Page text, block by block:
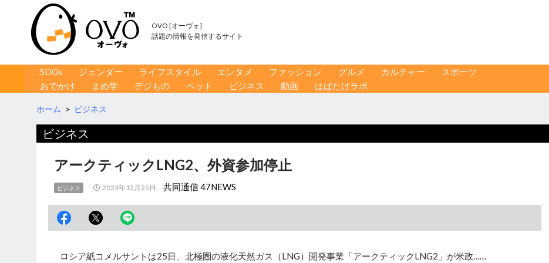
OVO [オーヴォ]
話題の情報を発信するサイト
コンテンツへ移動
SDGs ジェンダー ライフスタイル エンタメ ファッション グルメ カルチャー
スポーツ
おでかけ
まめ学 デジもの ペット ビジネス 動画 はばたけラボ
ホーム > ビジネス
ビジネス
アークティックLNG2、外資参加停止
ビジネス 2023年12月25日 共同通信 47NEWS
ロシア紙コメルサントは25日、北極圏の液化天然ガス（LNG）開発事業「アークティックLNG2」が米政……